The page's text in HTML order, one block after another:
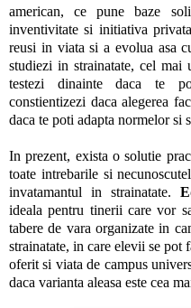
american, ce pune baze
inventivitate si initiativa
reusi in viata si a evolua asa
studiezi in strainatate, cel mai
testezi dinainte daca te
constientizezi daca alegerea
daca te poti adapta normelor si
In prezent, exista o solutie
toate intrebarile si
invatamantul in strainatate.
ideala pentru tinerii care vor
tabere de vara organizate in
strainatate, in care elevii se pot
oferit si viata de campus
daca varianta aleasa este cea